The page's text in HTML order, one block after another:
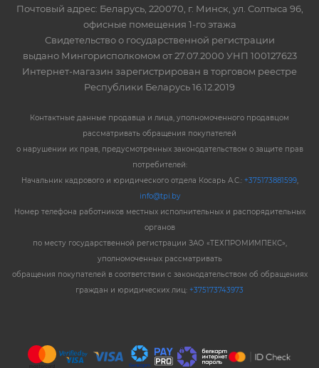
Почтовый адрес: Беларусь, 220070, г. Минск, ул. Солтыса 96,
офисные помещения 1-го этажа
Свидетельство о государственной регистрации
выдано Мингорисполкомом от 27.07.2000 УНП 100127623
Интернет-магазин зарегистрирован в торговом реестре
Республики Беларусь 16.12.2019
Контактные данные продавца и лица, уполномоченного продавцом
рассматривать обращения покупателей
о нарушении их прав, предусмотренных законодательством о защите прав
потребителей:
Начальник кадрового и юридического отдела Косарь А.С.: +375173881599,
info@tpi.by
Номер телефона работников местных исполнительных и распорядительных
органов
по месту государственной регистрации ЗАО «ТЕХПРОМИМПЕКС»,
уполномоченных рассматривать
обращения покупателей в соответствии с законодательством об обращениях
граждан и юридических лиц: +375173743973